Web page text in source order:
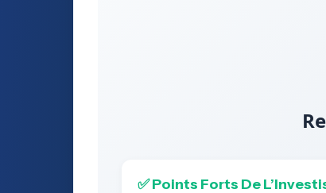
✅ Points Forts De